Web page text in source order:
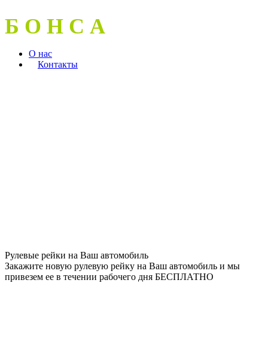
Б О Н С А
О нас
Контакты
Рулевые рейки на Ваш автомобиль
Закажите новую рулевую рейку на Ваш автомобиль и мы
привезем ее в течении рабочего дня БЕСПЛАТНО